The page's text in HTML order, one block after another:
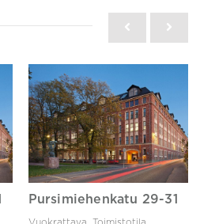
Pursimiehenkatu 29-31